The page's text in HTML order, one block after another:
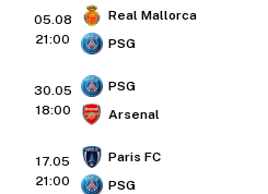
05.08
21:00
Real Mallorca
PSG
30.05
18:00
PSG
Arsenal
17.05
21:00
Paris FC
PSG